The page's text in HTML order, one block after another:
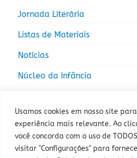
Usamos cookies em nosso site
experiência mais relevante. Ao
você concorda com o uso de
visitar "Configurações" para
Jornada Literária
Listas de Materiais
Notícias
Núcleo da Infância